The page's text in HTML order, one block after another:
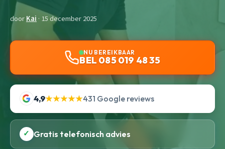
doorKai · 15 december 2025
NU BEREIKBAAR
BEL 085 019 48 35
4,9★★★★★431 Google reviews
✓ Gratis telefonisch advies